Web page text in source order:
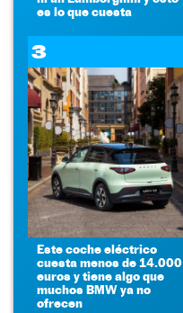
es lo que cuesta
3
Este coche eléctrico
cuesta menos de 14.000
euros y tiene algo que
muchos BMW ya no
ofrecen